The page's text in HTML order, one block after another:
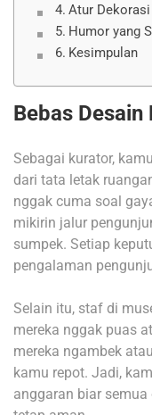
Atur Dekorasi
Humor yang
Kesimpulan
Bebas
Sebagai kurator,
dari tata letak
nggak cuma soal
mikirin jalur
sumpek. Setiap
pengalaman
Selain itu, staf di
mereka nggak puas
mereka ngambek
kamu repot. Jadi,
anggaran biar